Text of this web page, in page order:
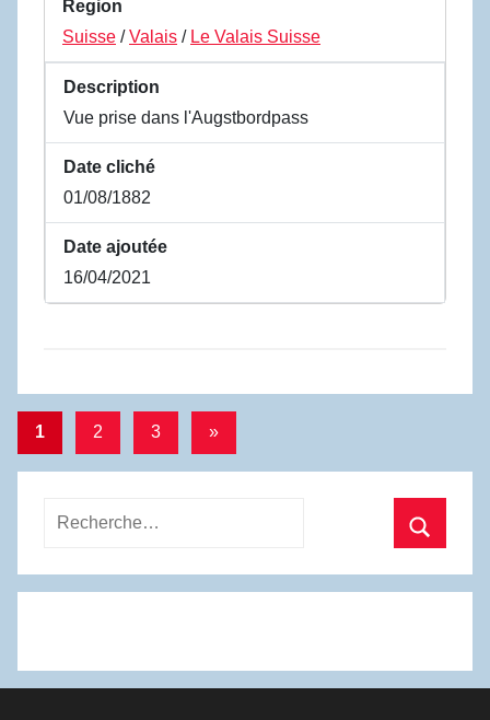
Region
Suisse /Valais / Le Valais Suisse
Description
Vue prise dans l'Augstbordpass
Date cliché
01/08/1882
Date ajoutée
16/04/2021
Pagination
des
publications
1 2 3
Articles
»
Recherche
: